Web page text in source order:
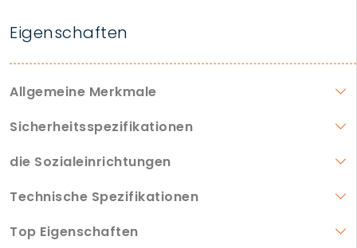
Eigenschaften
Allgemeine Merkmale
Sicherheitsspezifikationen
die Sozialeinrichtungen
Technische Spezifikationen
Top Eigenschaften